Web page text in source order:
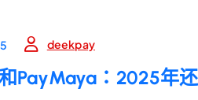
deekpay
PayMaya：2025年